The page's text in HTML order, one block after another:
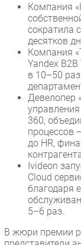
Компания
сократила
десятков
Компания
Yandex B2B
в 10–50
Девелопер
360,
процессов
до HR,
Ivideon
Cloud
благодаря
5–6 раз.
В жюри премии